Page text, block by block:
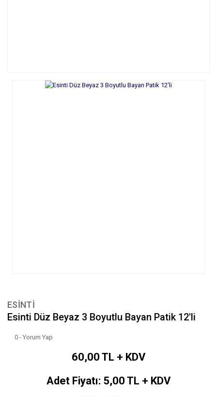
ESİNTİ
Esinti Düz Beyaz 3 Boyutlu Bayan Patik 12'li
0 - Yorum Yap
60,00 TL + KDV
Adet Fiyatı: 5,00 TL + KDV